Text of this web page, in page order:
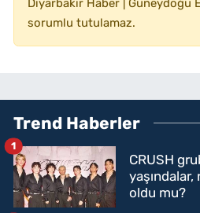
Diyarbakır Haber |
sorumlu tutulamaz.
Trend Haberler
CRUSH
oldu mu?
1